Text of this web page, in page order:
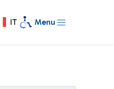
IT Menu